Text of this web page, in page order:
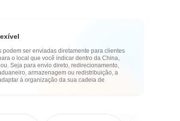
podem ser enviadas diretamente para clientes
o local que você indicar dentro da China,
Seja para envio direto, redirecionamento,
armazenagem ou redistribuição, a
à organização da sua cadeia de